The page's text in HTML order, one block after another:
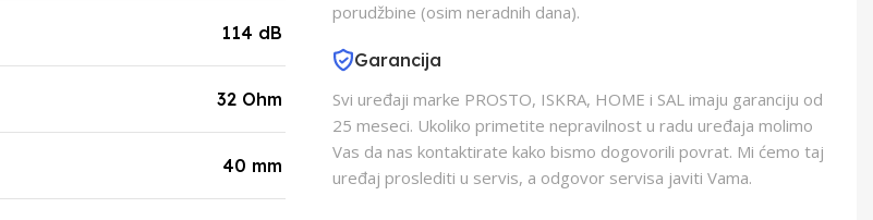
114 dB
32 Ohm
40 mm
porudžbine (osim neradnih dana).
Garancija
Svi uređaji marke PROSTO, ISKRA, HOME i SAL imaju garanciju od
25 meseci. Ukoliko primetite nepravilnost u radu uređaja molimo
Vas da nas kontaktirate kako bismo dogovorili povrat. Mi ćemo taj
uređaj proslediti u servis, a odgovor servisa javiti Vama.